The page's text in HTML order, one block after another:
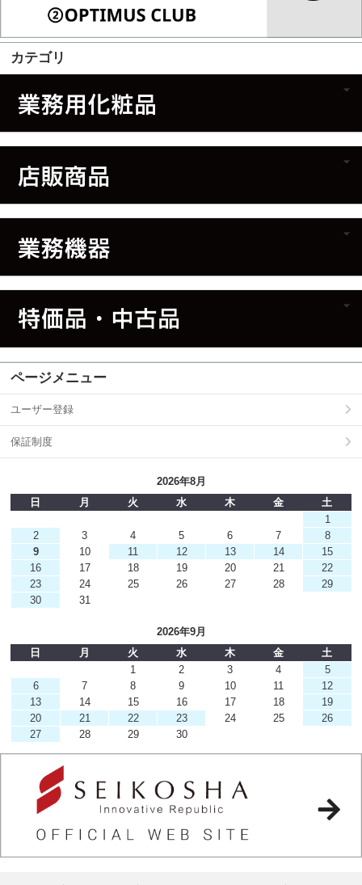
カテゴリ
ページメニュー
ユーザー登録
保証制度
2026年8月
日
月 火 水 木 金
土
1
2
3 4 5 6 7
8
9
10 11 12 13 14
15
16
17 18 19 20 21
22
23
24 25 26 27 28
29
30
31
2026年9月
日
月 火 水 木 金
土
1
2 3 4
5
6
7 8 9 10 11
12
13
14 15 16 17 18
19
20
21 22 23 24 25
26
27
28 29 30